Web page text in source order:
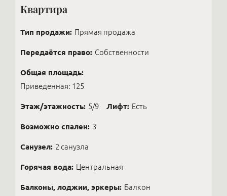
Квартира
Тип продажи: Прямая продажа
Передаётся право: Собственности
Общая площадь:
Приведенная: 125
Этаж/этажность: 5/9 Лифт: Есть
Возможно спален: 3
Санузел: 2 санузла
Горячая вода: Центральная
Балконы, лоджии, эркеры: Балкон